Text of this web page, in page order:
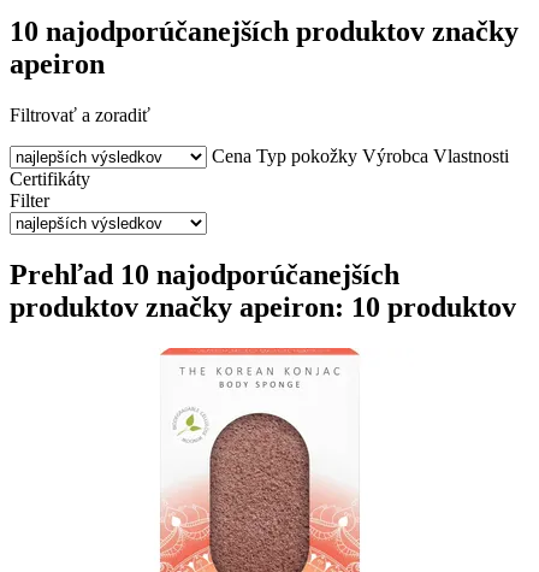
10 najodporúčanejších produktov značky
apeiron
Filtrovať a zoradiť
Cena Typ pokožky Výrobca Vlastnosti
Certifikáty
Filter
Prehľad 10 najodporúčanejších
produktov značky apeiron: 10 produktov